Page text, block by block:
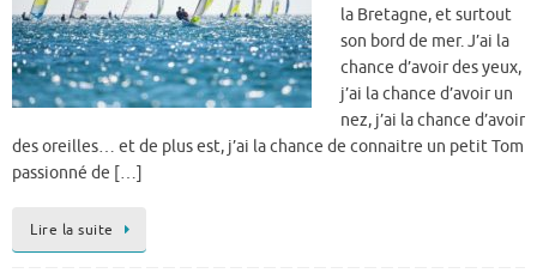
la Bretagne, et surtout
son bord de mer. J’ai la
chance d’avoir des yeux,
j’ai la chance d’avoir un
nez, j’ai la chance d’avoir
des oreilles… et de plus est, j’ai la chance de connaitre un petit Tom
passionné de […]
Lire la suite